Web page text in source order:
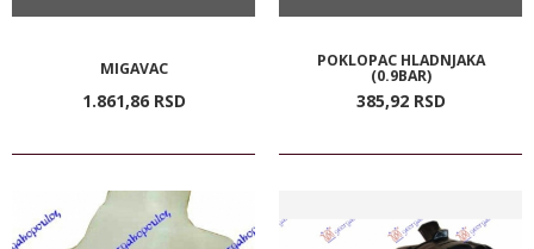
MIGAVAC
1.861,86 RSD
POKLOPAC HLADNJAKA
(0.9BAR)
385,92 RSD